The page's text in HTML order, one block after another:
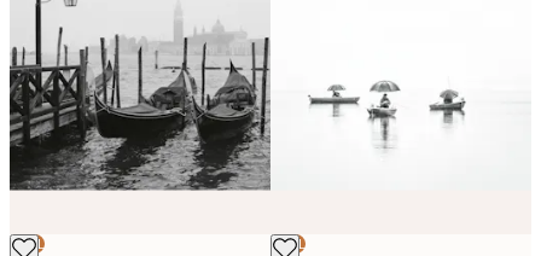
DEAL DEAL